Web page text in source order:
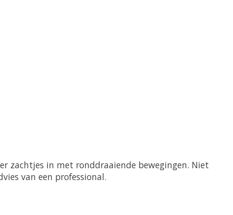
zachtjes in met ronddraaiende bewegingen. Niet
van een professional.